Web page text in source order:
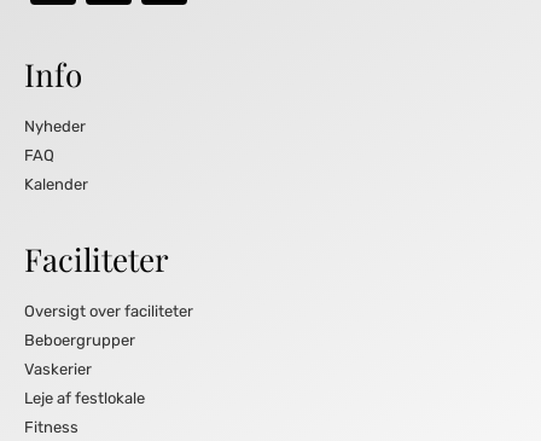
Info
Nyheder
FAQ
Kalender
Faciliteter
Oversigt over faciliteter
Beboergrupper
Vaskerier
Leje af festlokale
Fitness